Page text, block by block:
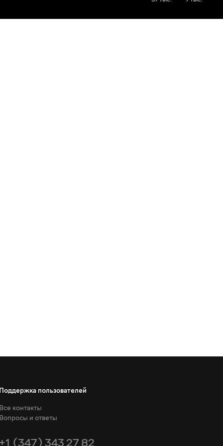
Поддержка пользователей
Все контакты
Вопросы и ответы
+1 (347) 343 27 82